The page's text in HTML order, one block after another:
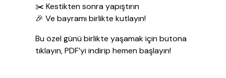
✂️ Kestikten sonra yapıştırın
🎉 Ve bayramı birlikte kutlayın!
Bu özel günü birlikte yaşamak için butona
tıklayın, PDF’yi indirip hemen başlayın!